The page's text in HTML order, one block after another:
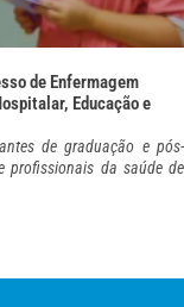
de Enfermagem
Educação e
de graduação e pós-
profissionais da saúde de